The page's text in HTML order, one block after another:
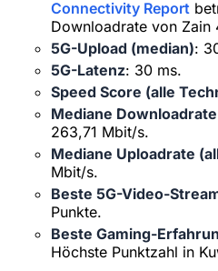
Connectivity Report
Downloadrate von Zain
5G-Upload (median):
5G-Latenz: 30 ms.
Speed Score (alle
Mediane
263,71 Mbit/s.
Mediane Uploadrate
Mbit/s.
Beste 5G-Video-
Punkte.
Beste Gaming-
Höchste Punktzahl in